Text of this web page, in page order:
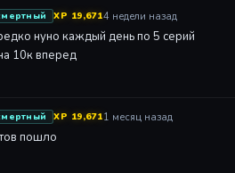
XP 19,6714 недели назад
нуно каждый день по 5 серий
10к вперед
XP 19,6711 месяц назад
пошло